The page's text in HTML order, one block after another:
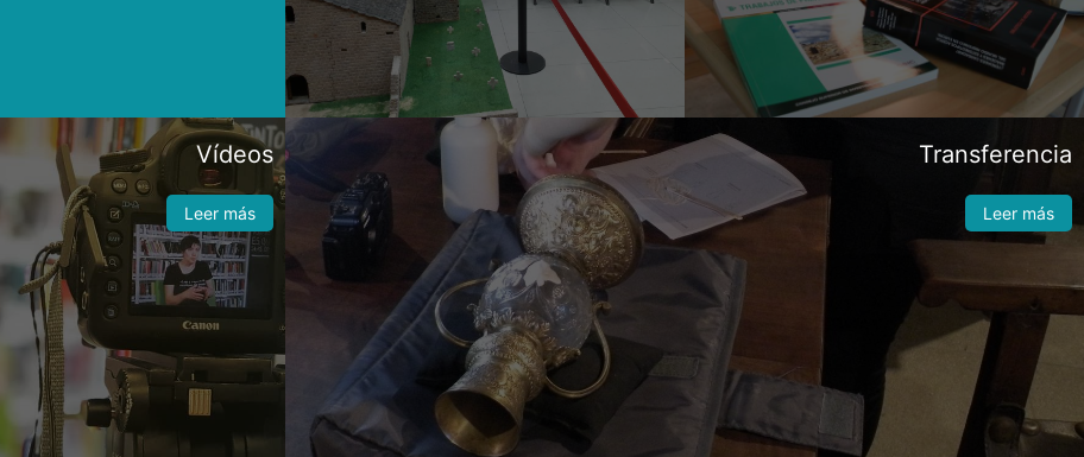
Vídeos
Leer más
Transferencia
Leer más